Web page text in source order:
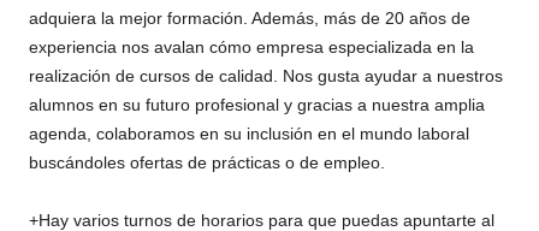
adquiera la mejor formación. Además, más de 20 años de
experiencia nos avalan cómo empresa especializada en la
realización de cursos de calidad. Nos gusta ayudar a nuestros
alumnos en su futuro profesional y gracias a nuestra amplia
agenda, colaboramos en su inclusión en el mundo laboral
buscándoles ofertas de prácticas o de empleo.
+Hay varios turnos de horarios para que puedas apuntarte al